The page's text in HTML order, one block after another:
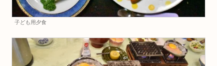
子ども用夕食